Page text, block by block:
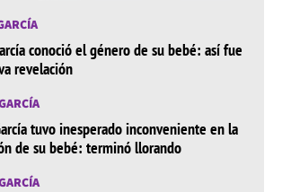
conoció el género de su bebé: así fue
revelación
tuvo inesperado inconveniente en la
de su bebé: terminó llorando